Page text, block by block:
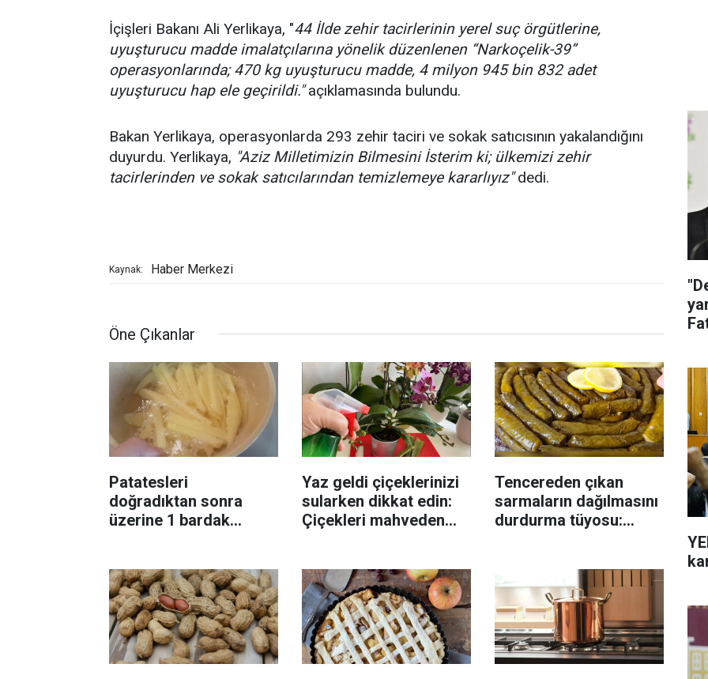
İçişleri Bakanı Ali Yerlikaya, "44 İlde zehir tacirlerinin yerel suç örgütlerine,
uyuşturucu madde imalatçılarına yönelik düzenlenen “Narkoçelik-39”
operasyonlarında; 470 kg uyuşturucu madde, 4 milyon 945 bin 832 adet
uyuşturucu hap ele geçirildi."açıklamasında bulundu.
Bakan Yerlikaya, operasyonlarda 293 zehir taciri ve sokak satıcısının yakalandığını
duyurdu. Yerlikaya, "Aziz Milletimizin Bilmesini İsterim ki; ülkemizi zehir
tacirlerinden ve sokak satıcılarından temizlemeye kararlıyız"dedi.
Kaynak: Haber Merkezi
Öne Çıkanlar
Patatesleri
doğradıktan sonra
üzerine 1 bardak
Yaz geldi çiçeklerinizi
sularken dikkat edin:
Çiçekleri mahveden
Tencereden çıkan
sarmaların dağılmasını
durdurma tüyosu: